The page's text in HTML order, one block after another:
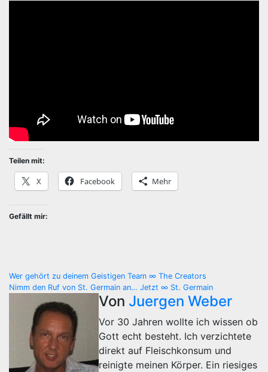
Teilen mit:
X Facebook Mehr
Gefällt mir:
Beitragsnavigation
Wer gehört zu deinem Geistigen Team ∞ The Creators
Nimm den Ruf von St. Germain an… Jetzt ∞ St. Germain
Von Juergen Weber
Vor 30 Jahren wollte ich wissen ob
Gott echt besteht. Ich verzichtete
direkt auf Fleischkonsum und
reinigte meinen Körper. Ein riesiges